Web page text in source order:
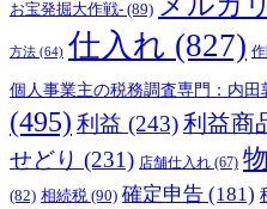
お宝発掘大作戦- (89)
方法 (64) 仕入れ (827)
個人事業主の税務調査専門：内田
(495) 利益 (243)利益商
せどり (231) 店舗仕入れ (67)
(82) 相続税 (90) 確定申告 (181)